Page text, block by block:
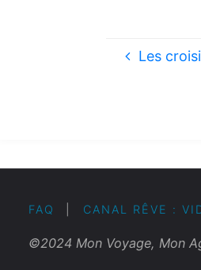
Les
FAQ CANAL RÊVE :
©2024 Mon Voyage, Mon